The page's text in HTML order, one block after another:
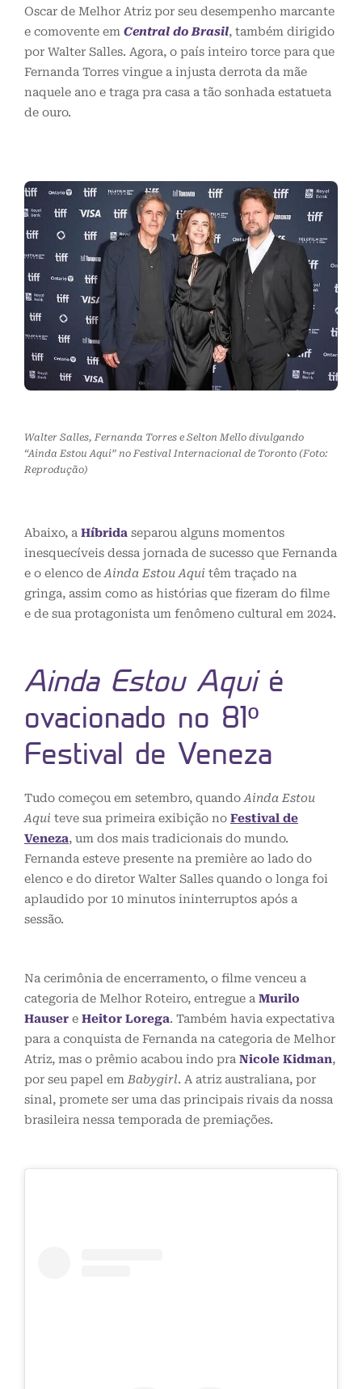
Oscar de Melhor Atriz por seu desempenho marcante
e comovente em Central do Brasil, também dirigido
por Walter Salles. Agora, o país inteiro torce para que
Fernanda Torres vingue a injusta derrota da mãe
naquele ano e traga pra casa a tão sonhada estatueta
de ouro.
Walter Salles, Fernanda Torres e Selton Mello divulgando
“Ainda Estou Aqui” no Festival Internacional de Toronto (Foto:
Reprodução)
Abaixo, a Híbrida separou alguns momentos
inesquecíveis dessa jornada de sucesso que Fernanda
e o elenco deAinda Estou Aqui têm traçado na
gringa, assim como as histórias que fizeram do filme
e de sua protagonista um fenômeno cultural em 2024.
Ainda Estou Aquié
ovacionado no 81º
Festival de Veneza
Tudo começou em setembro, quandoAinda Estou
Aqui teve sua primeira exibição no Festival de
Veneza, um dos mais tradicionais do mundo.
Fernanda esteve presente na première ao lado do
elenco e do diretor Walter Salles quando o longa foi
aplaudido por 10 minutos ininterruptos após a
sessão.
Na cerimônia de encerramento, o filme venceu a
categoria de Melhor Roteiro, entregue a Murilo
Hauser e Heitor Lorega. Também havia expectativa
para a conquista de Fernanda na categoria de Melhor
Atriz, mas o prêmio acabou indo pra Nicole Kidman,
por seu papel em Babygirl. A atriz australiana, por
sinal, promete ser uma das principais rivais da nossa
brasileira nessa temporada de premiações.